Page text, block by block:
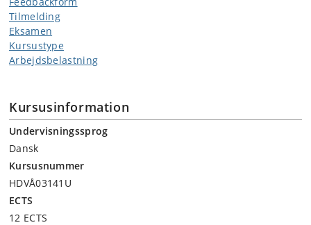
Tilmelding
Eksamen
Kursustype
Arbejdsbelastning
Kursusinformation
Undervisningssprog
Dansk
Kursusnummer
HDVÅ03141U
ECTS
12 ECTS